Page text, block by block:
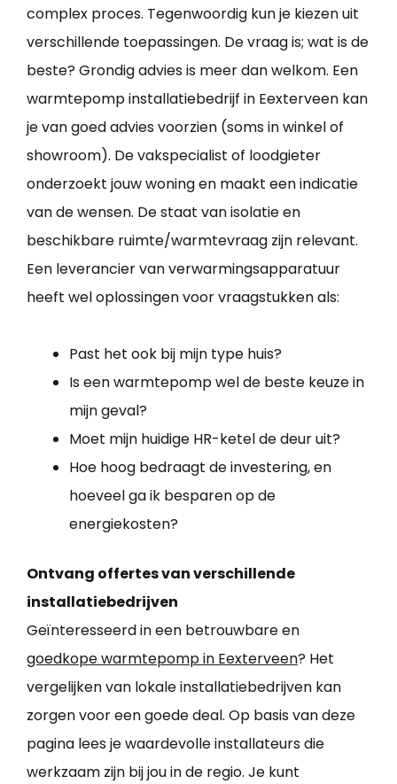
complex proces. Tegenwoordig kun je kiezen uit
verschillende toepassingen. De vraag is; wat is de
beste? Grondig advies is meer dan welkom. Een
warmtepomp installatiebedrijf in Eexterveen kan
je van goed advies voorzien (soms in winkel of
showroom). De vakspecialist of loodgieter
onderzoekt jouw woning en maakt een indicatie
van de wensen. De staat van isolatie en
beschikbare ruimte/warmtevraag zijn relevant.
Een leverancier van verwarmingsapparatuur
heeft wel oplossingen voor vraagstukken als:
Past het ook bij mijn type huis?
Is een warmtepomp wel de beste keuze in
mijn geval?
Moet mijn huidige HR-ketel de deur uit?
Hoe hoog bedraagt de investering, en
hoeveel ga ik besparen op de
energiekosten?
Ontvang offertes van verschillende
installatiebedrijven
Geïnteresseerd in een betrouwbare en
goedkope warmtepomp in Eexterveen? Het
vergelijken van lokale installatiebedrijven kan
zorgen voor een goede deal. Op basis van deze
pagina lees je waardevolle installateurs die
werkzaam zijn bij jou in de regio. Je kunt